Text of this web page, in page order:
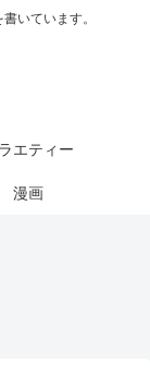
いています。
エティー
漫画